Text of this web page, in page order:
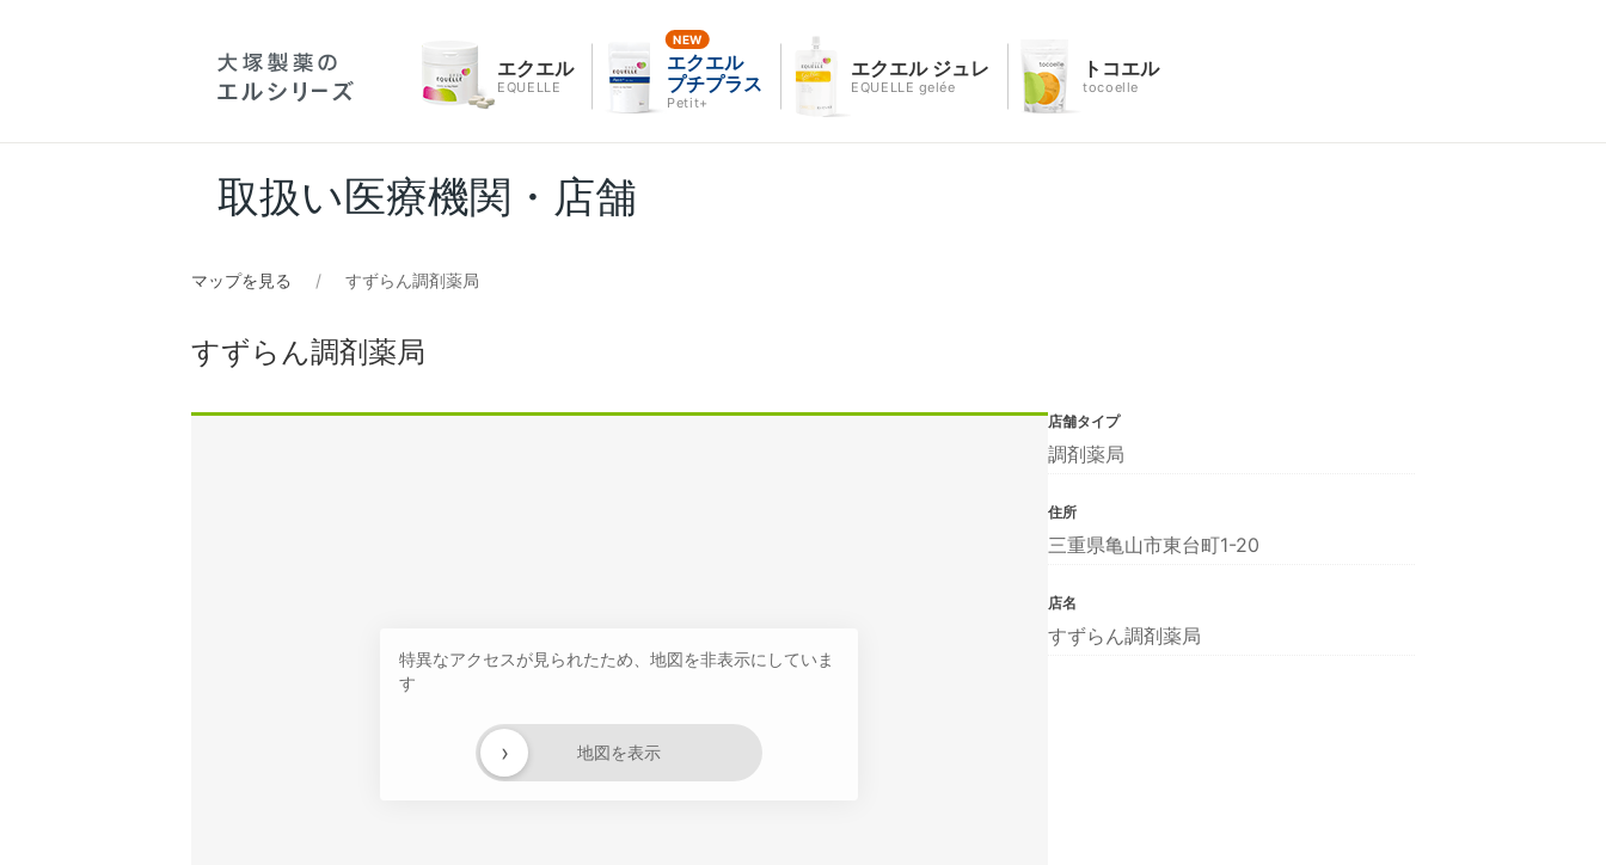
エクエル
EQUELLE
エクエル
プチプラス
Petit+
エクエル ジュレ
EQUELLE gelée
トコエル
tocoelle
取扱い医療機関・店舗
マップを見る すずらん調剤薬局
すずらん調剤薬局
特異なアクセスが見られたため、地図を非表示にしていま
す
地図を表示
›
店舗タイプ
調剤薬局
住所
三重県亀山市東台町1-20
店名
すずらん調剤薬局